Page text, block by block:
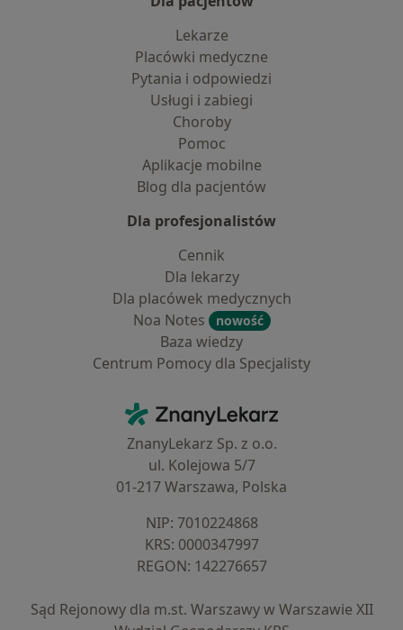
Lekarze
Placówki medyczne
Pytania i odpowiedzi
Usługi i zabiegi
Choroby
Pomoc
Aplikacje mobilne
Blog dla pacjentów
Dla profesjonalistów
Cennik
Dla lekarzy
Dla placówek medycznych
Noa Notes
nowość
Baza wiedzy
Centrum Pomocy dla Specjalisty
ZnanyLekarz - Strona główna
ZnanyLekarz Sp. z o.o.
ul. Kolejowa 5/7
01-217 Warszawa, Polska
NIP: ⁠7010224868
KRS: ⁠0000347997
REGON: ⁠142276657
Sąd Rejonowy dla m.st. Warszawy w Warszawie XII